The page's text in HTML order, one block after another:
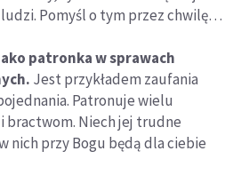
Pomyśl o tym przez chwilę…
patronka w sprawach
Jest przykładem zaufania
Patronuje wielu
bractwom. Niech jej trudne
nich przy Bogu będą dla ciebie